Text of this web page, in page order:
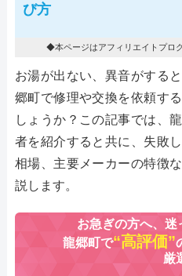
び方
◆本ページはアフィリエイトプロ
お湯が出ない、異音がする
郷町で修理や交換を依頼す
しょうか？この記事では、
者を紹介すると共に、失敗
相場、主要メーカーの特徴
説します。
お急ぎの方へ、迷
龍郷町で“高評価”
厳